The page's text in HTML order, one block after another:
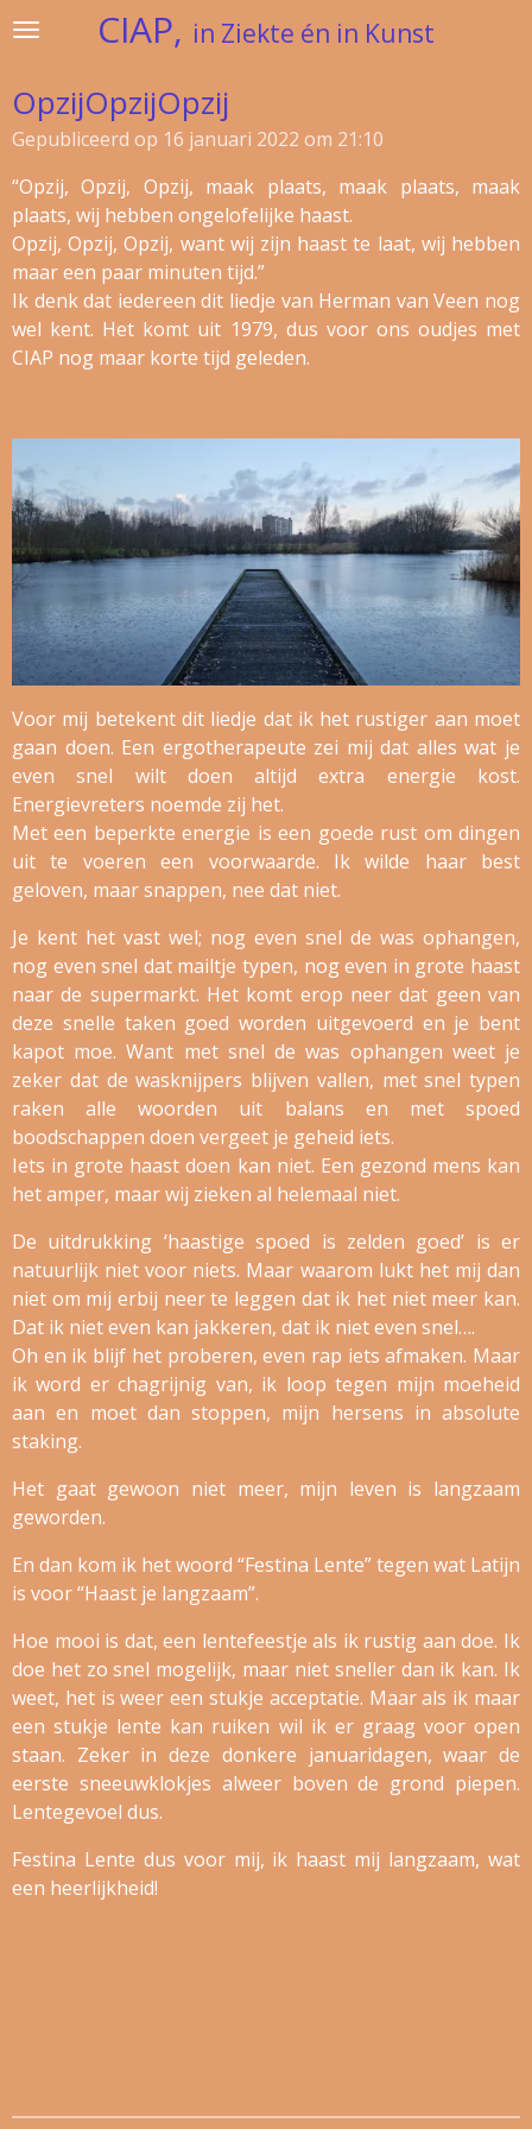
Ga
de
hoofdinhoud
CIAP, in Ziekte én in Kunst
OpzijOpzijOpzij
Gepubliceerd op 16 januari 2022 om 21:10
“Opzij, Opzij, Opzij, maak plaats, maak plaats, maak
plaats, wij hebben ongelofelijke haast.
Opzij, Opzij, Opzij, want wij zijn haast te laat, wij hebben
maar een paar minuten tijd.”
Ik denk dat iedereen dit liedje van Herman van Veen nog
wel kent. Het komt uit 1979, dus voor ons oudjes met
CIAP nog maar korte tijd geleden.
Voor mij betekent dit liedje dat ik het rustiger aan moet
gaan doen. Een ergotherapeute zei mij dat alles wat je
even snel wilt doen altijd extra energie kost.
Energievreters noemde zij het.
Met een beperkte energie is een goede rust om dingen
uit te voeren een voorwaarde. Ik wilde haar best
geloven, maar snappen, nee dat niet.
Je kent het vast wel; nog even snel de was ophangen,
nog even snel dat mailtje typen, nog even in grote haast
naar de supermarkt. Het komt erop neer dat geen van
deze snelle taken goed worden uitgevoerd en je bent
kapot moe. Want met snel de was ophangen weet je
zeker dat de wasknijpers blijven vallen, met snel typen
raken alle woorden uit balans en met spoed
boodschappen doen vergeet je geheid iets.
Iets in grote haast doen kan niet. Een gezond mens kan
het amper, maar wij zieken al helemaal niet.
De uitdrukking ‘haastige spoed is zelden goed’ is er
natuurlijk niet voor niets. Maar waarom lukt het mij dan
niet om mij erbij neer te leggen dat ik het niet meer kan.
Dat ik niet even kan jakkeren, dat ik niet even snel….
Oh en ik blijf het proberen, even rap iets afmaken. Maar
ik word er chagrijnig van, ik loop tegen mijn moeheid
aan en moet dan stoppen, mijn hersens in absolute
staking.
Het gaat gewoon niet meer, mijn leven is langzaam
geworden.
En dan kom ik het woord “Festina Lente” tegen wat Latijn
is voor “Haast je langzaam”.
Hoe mooi is dat, een lentefeestje als ik rustig aan doe. Ik
doe het zo snel mogelijk, maar niet sneller dan ik kan. Ik
weet, het is weer een stukje acceptatie. Maar als ik maar
een stukje lente kan ruiken wil ik er graag voor open
staan. Zeker in deze donkere januaridagen, waar de
eerste sneeuwklokjes alweer boven de grond piepen.
Lentegevoel dus.
Festina Lente dus voor mij, ik haast mij langzaam, wat
een heerlijkheid!